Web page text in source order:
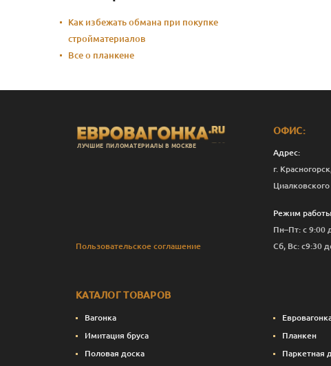
Как избежать обмана при покупке
стройматериалов
Все о планкене
ЛУЧШИЕ ПИЛОМАТЕРИАЛЫ В МОСКВЕ
Пользовательское соглашение
ОФИС:
Адрес:
г.
Циалковского
Режим
Пн–Пт: с 9:00
Сб, Вс: с9:30
КАТАЛОГ ТОВАРОВ
Вагонка
Имитация бруса
Планкен
Половая доска
Паркетная